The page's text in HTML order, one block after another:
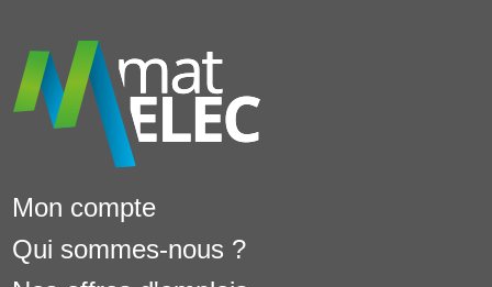
Mon compte
Qui sommes-nous ?